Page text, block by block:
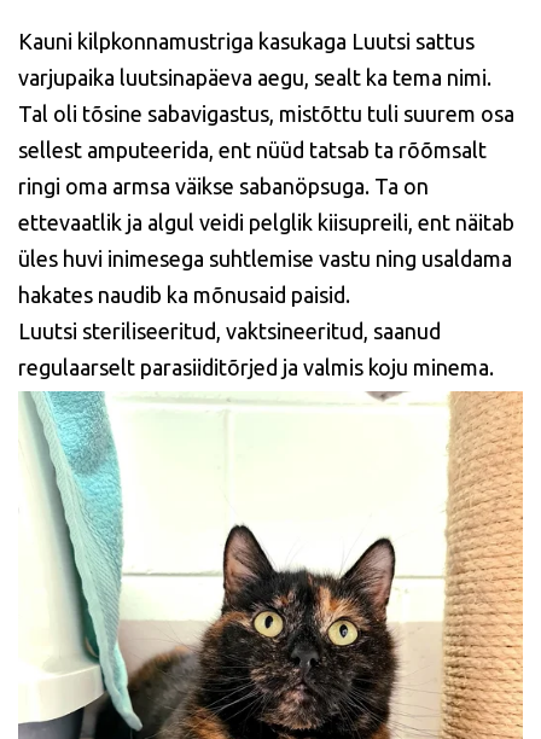
Kauni kilpkonnamustriga kasukaga Luutsi sattus
varjupaika luutsinapäeva aegu, sealt ka tema nimi.
Tal oli tõsine sabavigastus, mistõttu tuli suurem osa
sellest amputeerida, ent nüüd tatsab ta rõõmsalt
ringi oma armsa väikse sabanöpsuga. Ta on
ettevaatlik ja algul veidi pelglik kiisupreili, ent näitab
üles huvi inimesega suhtlemise vastu ning usaldama
hakates naudib ka mõnusaid paisid.
Luutsi steriliseeritud, vaktsineeritud, saanud
regulaarselt parasiiditõrjed ja valmis koju minema.